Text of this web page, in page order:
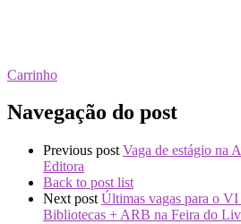
Carrinho
Navegação do post
Previous post Vaga de estágio na
Editora
Back to post list
Next post Últimas vagas para o
Bibliotecas + ARB na Feira do